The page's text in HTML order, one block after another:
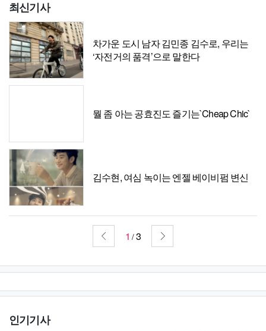
최신기사
차가운 도시 남자 김민종 김수로, 우리는
‘자전거의 품격’으로 말한다
뭘 좀 아는 공효진도 즐기는`Cheap Chic`
김수현, 여심 녹이는 엔젤 베이비펌 변신
1 /3
인기기사